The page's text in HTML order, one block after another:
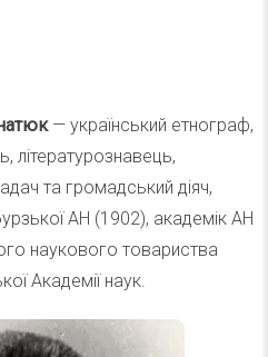
— український етнограф,
літературознавець,
та громадський діяч,
АН (1902), академік АН
наукового товариства
Академії наук.